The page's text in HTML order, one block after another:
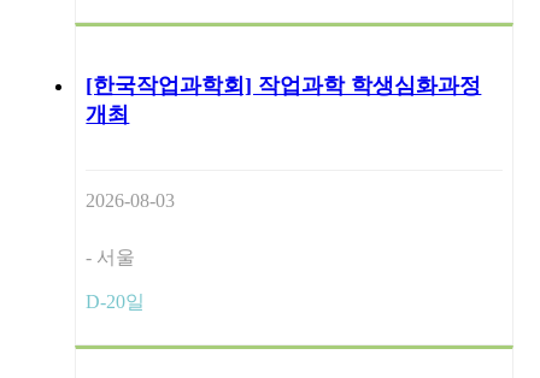
[한국작업과학회] 작업과학 학생심화과정
개최
2026-08-03
- 서울
D-20일